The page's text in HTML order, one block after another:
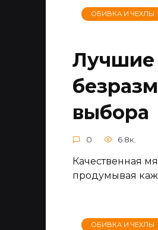
ОБИВКА И ЧЕХЛЫ
Лучшие
выбора
0 6.8к.
Качественная
продумывая
ОБИВКА И ЧЕХЛЫ